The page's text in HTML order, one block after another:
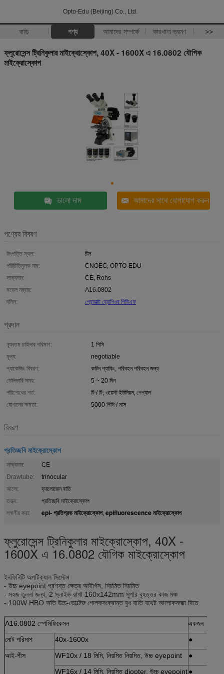
Opto-Edu (Beijing) Co., Ltd.
বাড়ি পণ্য আমাদের সম্পর্কে কারখানা ভ্রমণ >>
ফ্লুরোসেন্স ট্রিনিকুলার মাইক্রোস্কোপ, 40X - 1600X এ 16.0802 যৌগিক
মাইক্রোস্কোপ
ভালো দাম আমাদের সাথে যোগাযোগ করুন
পণ্যের বিবরণ
উৎপত্তি স্থল:
চীন
পরিচিতিমুলক নাম:
CNOEC, OPTO-EDU
সাক্ষ্যদান:
CE, Rohs
মডেল নম্বার:
A16.0802
দলিল:
প্রোডাক্ট ব্রোশিওর পিডিএফ
প্রদান
ন্যূনতম চাহিদার পরিমাণ:
1 পিসি
মূল্য:
negotiable
প্যাকেজিং বিবরণ:
কার্টন প্যাকিং, পরিবহন পরিবহন জন্য
ডেলিভারি সময়:
5 ~ 20 দিন
পরিশোধের শর্ত:
টি / টি, ওয়েস্ট ইউনিয়ন, পেপ্যাল
যোগানের ক্ষমতা:
5000 পিসি / মাস
বিবরণ
প্রতিচ্ছবি মাইক্রোস্কোপ
সাক্ষ্যদান:
CE
Drawtube:
trinocular
আলো:
হ্যালোজেন বাতি
তত্ত্ব:
প্রতিচ্ছবি মাইক্রোস্কোপ
লক্ষণীয় করা:
epi- প্রতিপ্রভ মাইক্রোস্কোপ, epifluorescence মাইক্রোস্কোপ
ফ্লুরোসেন্স ট্রিনিকুলার মাইক্রোস্কোপ, 40X -
1600X এ 16.0802 যৌগিক মাইক্রোস্কোপ
ইনফিনিটি অপটিক্যাল সিস্টেম
- উচ্চ eyepoint প্রশস্ত ক্ষেত্র আইপিস, নিয়মিত নিয়মিত
- সহজ তুলনা জন্য, 2 স্লাইড রাখা 160x142mm সুপার বৃহত্তর কাজ মঞ্চ
- 100W HBO অতি উচ্চ-ভোল্টেজ গোলকসংক্রান্ত বুধ বাতি যথেষ্ট আলোকসজ্জা দিতে
A16.0802 স্পেসিফিকেসন
একজন
মোট পরিমাপ
40x-1600x
●
আই-পীস
WF10x / 18 মিমি, নিয়মিত নিয়মিত, উচ্চ eyepoint
●
WF16x / 14 মিমি, নিয়মিত diopter, উচ্চ eyepoint●